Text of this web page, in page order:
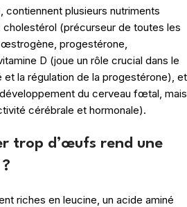
plusieurs nutriments
cholestérol (précurseur de toutes les
progestérone,
D (joue un rôle crucial dans le
la régulation de la progestérone), et
du cerveau fœtal, mais
cérébrale et hormonale).
trop d’œufs rend une
riches en leucine, un acide aminé